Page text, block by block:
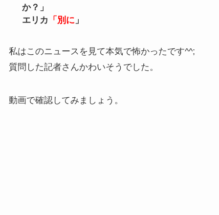
か？」
エリカ 「別に 」
私はこのニュースを見て本気で怖かったです^^;
質問した記者さんかわいそうでした。
動画で確認してみましょう。